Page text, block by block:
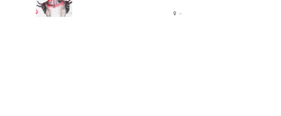
--